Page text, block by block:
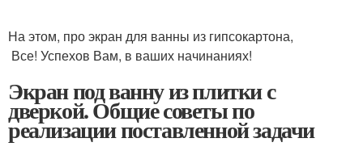
На этом, про экран для ванны из гипсокартона,
Все! Успехов Вам, в ваших начинаниях!
Экран под ванну из плитки с
дверкой. Общие советы по
реализации поставленной задачи